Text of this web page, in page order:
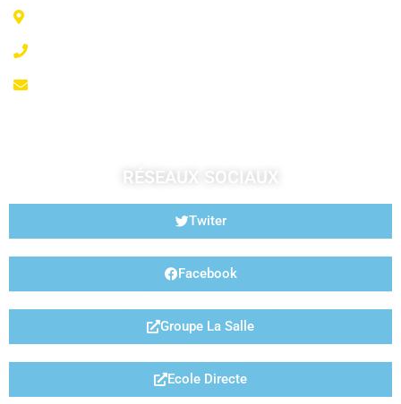
RÉSEAUX SOCIAUX
Twiter
Facebook
Groupe La Salle
Ecole Directe